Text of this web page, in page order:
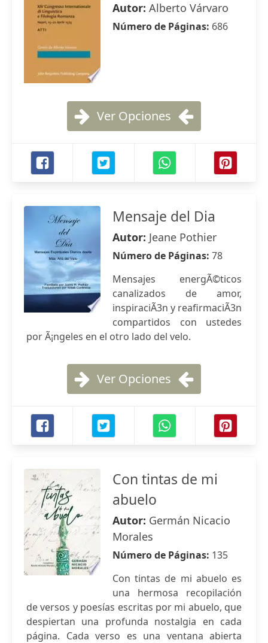
Autor: Alberto Várvaro
Número de Páginas: 686
Ver Opciones
Mensaje del Dia
Autor: Jeane Pothier
Número de Páginas: 78
Mensajes energÃ©ticos
canalizados de amor,
inspiraciÃ3n y reafirmaciÃ3n
compartidos con ustedes
por Ã¡ngeles en el otro lado del velo.
Ver Opciones
Con tintas de mi
abuelo
Autor: Germán Nicacio
Morales
Número de Páginas: 135
Con tintas de mi abuelo es
una hermosa recopilación
de versos y poesías escritas por mi abuelo, que
despiertan una profunda nostalgia en cada
página. Cada verso es una ventana abierta